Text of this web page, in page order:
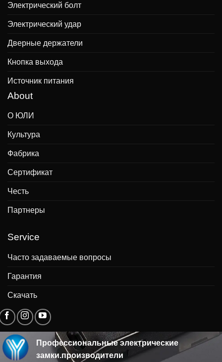
Электрический болт
Электрический удар
Дверные держатели
Кнопка выхода
Источник питания
About
О ЮЛИ
Культура
Фабрика
Сертификат
Честь
Партнеры
Service
Часто задаваемые вопросы
Гарантия
Скачать
Профессиональные электрические
замки.производители